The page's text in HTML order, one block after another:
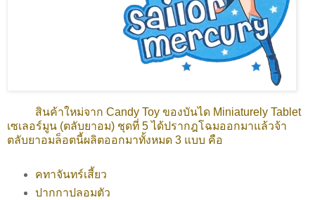
สินค้าใหม่จาก Candy Toy ของบันได Miniaturely Tablet
เซเลอร์มูน (ตลับยาอม) ชุดที่ 5 ได้ปรากฎโฉมออกมาแล้วจ้า
ตลับยาอมล็อตนี้ผลิตออกมาทั้งหมด 3 แบบ คือ
คทาจันทร์เสี้ยว
ปากกาปลอมตัว